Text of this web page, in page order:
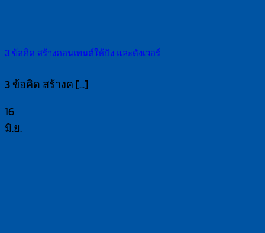
3 ข้อคิด สร้างคอนเทนต์ให้ปัง และดังเวอร์
3 ข้อคิด สร้างค [...]
16
มิ.ย.